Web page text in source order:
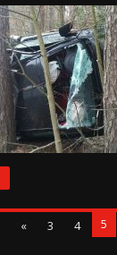
« 3 4 5